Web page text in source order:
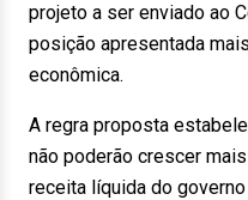
projeto a ser enviado ao
posição apresentada
econômica.
A regra proposta
não poderão crescer
receita líquida do